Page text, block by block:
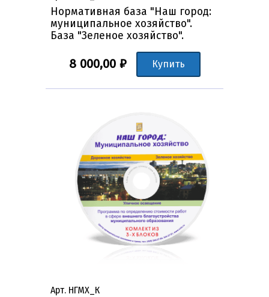
Нормативная база "Наш город:
муниципальное хозяйство".
База "Зеленое хозяйство".
8 000,00 ₽ Купить
Арт. НГМХ_К